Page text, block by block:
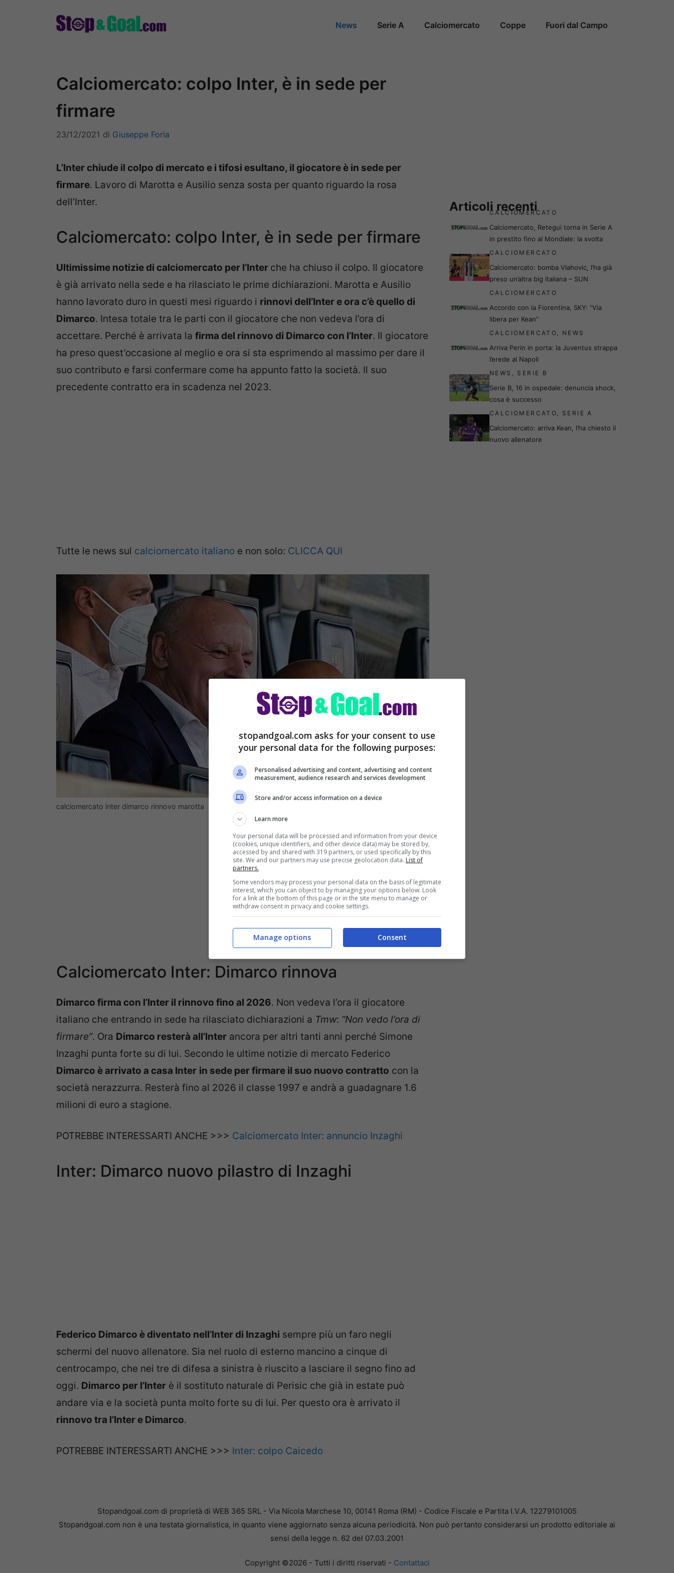
News Serie A Calciomercato Coppe Fuori dal Campo
Calciomercato: colpo Inter, è in sede per
firmare
23/12/2021 di Giuseppe Foria
L’Inter chiude il colpo di mercato e i tifosi esultano, il giocatore è in sede per
firmare. Lavoro di Marotta e Ausilio senza sosta per quanto riguardo la rosa
dell’Inter.
Calciomercato: colpo Inter, è in sede per firmare
Ultimissime notizie di calciomercato per l’Inter che ha chiuso il colpo. Il giocatore
è già arrivato nella sede e ha rilasciato le prime dichiarazioni. Marotta e Ausilio
hanno lavorato duro in questi mesi riguardo i rinnovi dell’Inter e ora c’è quello di
Dimarco. Intesa totale tra le parti con il giocatore che non vedeva l’ora di
accettare. Perché è arrivata la firma del rinnovo di Dimarco con l’Inter. Il giocatore
ha preso quest’occasione al meglio e ora si sta esprimendo al massimo per dare il
suo contributo e farsi confermare come ha appunto fatto la società. Il suo
precedente contratto era in scadenza nel 2023.
Tutte le news sul calciomercato italiano e non solo: CLICCA QUI
calciomercato inter dimarco rinnovo marotta
Calciomercato Inter: Dimarco rinnova
Dimarco firma con l’Inter il rinnovo fino al 2026. Non vedeva l’ora il giocatore
italiano che entrando in sede ha rilasciato dichiarazioni a Tmw: “Non vedo l’ora di
firmare”. Ora Dimarco resterà all’Inter ancora per altri tanti anni perché Simone
Inzaghi punta forte su di lui. Secondo le ultime notizie di mercato Federico
Dimarco è arrivato a casa Inter in sede per firmare il suo nuovo contratto con la
società nerazzurra. Resterà fino al 2026 il classe 1997 e andrà a guadagnare 1.6
milioni di euro a stagione.
POTREBBE INTERESSARTI ANCHE >>> Calciomercato Inter: annuncio Inzaghi
Inter: Dimarco nuovo pilastro di Inzaghi
Federico Dimarco è diventato nell’Inter di Inzaghi sempre più un faro negli
schermi del nuovo allenatore. Sia nel ruolo di esterno mancino a cinque di
centrocampo, che nei tre di difesa a sinistra è riuscito a lasciare il segno fino ad
oggi. Dimarco per l’Inter è il sostituto naturale di Perisic che già in estate può
andare via e la società punta molto forte su di lui. Per questo ora è arrivato il
rinnovo tra l’Inter e Dimarco.
POTREBBE INTERESSARTI ANCHE >>> Inter: colpo Caicedo
Articoli recenti
CALCIOMERCATO
Calciomercato, Retegui torna in Serie A
in prestito fino al Mondiale: la svolta
CALCIOMERCATO
Calciomercato: bomba Vlahovic, l’ha già
preso un’altra big italiana – SUN
CALCIOMERCATO
Accordo con la Fiorentina, SKY: “Via
libera per Kean”
CALCIOMERCATO, NEWS
Arriva Perin in porta: la Juventus strappa
l’erede al Napoli
NEWS , SERIE B
Serie B, 16 in ospedale: denuncia shock,
cosa è successo
CALCIOMERCATO, SERIE A
Calciomercato: arriva Kean, l’ha chiesto il
nuovo allenatore
Stopandgoal.com di proprietà di WEB 365 SRL - Via Nicola Marchese 10, 00141 Roma (RM) - Codice Fiscale e Partita I.V.A. 12279101005
Stopandgoal.com non è una testata giornalistica, in quanto viene aggiornato senza alcuna periodicità. Non può pertanto considerarsi un prodotto editoriale ai
sensi della legge n. 62 del 07.03.2001
Copyright ©2026 - Tutti i diritti riservati - Contattaci
stopandgoal.com asks for your consent to use
your personal data for the following purposes:
Personalised advertising and content, advertising and content
measurement, audience research and services development
Store and/or access information on a device
Learn more
Your personal data will be processed and information from your device
(cookies, unique identifiers, and other device data) may be stored by,
accessed by and shared with 319 partners, or used specifically by this
site. We and our partners may use precise geolocation data. List of
partners.
Some vendors may process your personal data on the basis of legitimate
interest, which you can object to by managing your options below. Look
for a link at the bottom of this page or in the site menu to manage or
withdraw consent in privacy and cookie settings.
Consent
Manage options